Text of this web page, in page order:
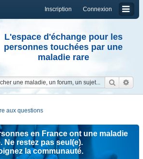
Connexion
Inscription
L'espace d'échange pour les
personnes touchées par une
maladie rare
aux questions
en France ont une maladie
Ne restez pas seul(e).
la communauté.